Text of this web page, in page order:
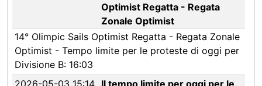
Optimist Regatta - Regata
Zonale Optimist
14° Olimpic Sails Optimist Regatta - Regata Zonale
Optimist - Tempo limite per le proteste di oggi per
Divisione B: 16:03
2026-05-03 15:14 Il tempo limite per oggi per le